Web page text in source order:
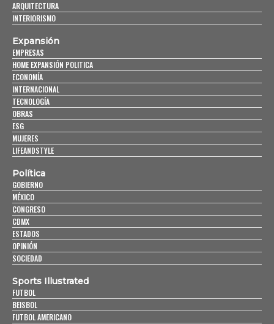
ARQUITECTURA
INTERIORISMO
Expansión
EMPRESAS
HOME EXPANSIÓN POLITICA
ECONOMÍA
INTERNACIONAL
TECNOLOGÍA
OBRAS
ESG
MUJERES
LIFEANDSTYLE
Política
GOBIERNO
MÉXICO
CONGRESO
CDMX
ESTADOS
OPINIÓN
SOCIEDAD
Sports Illustrated
FUTBOL
BEISBOL
FUTBOL AMERICANO